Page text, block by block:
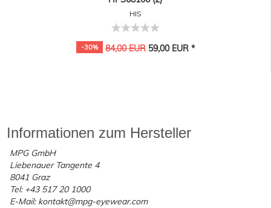
HIS
-30% 84,00 EUR59,00 EUR *
Informationen zum Hersteller
MPG GmbH
Liebenauer Tangente 4
8041 Graz
Tel: +43 517 20 1000
E-Mail: kontakt@mpg-eyewear.com